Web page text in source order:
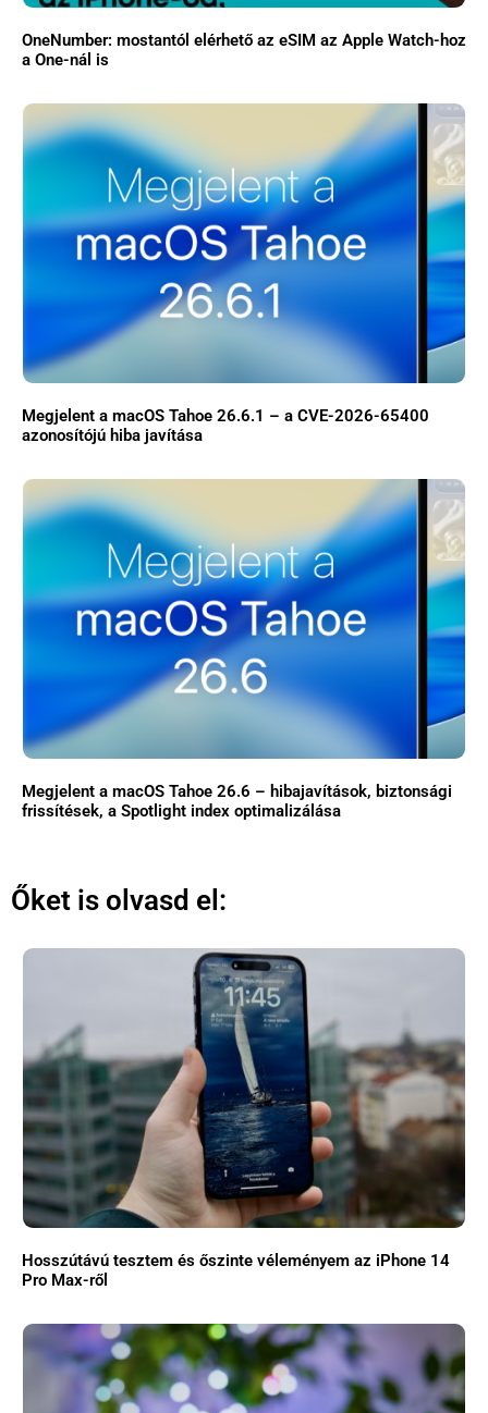
OneNumber: mostantól elérhető az eSIM az Apple Watch-hoz
a One-nál is
Megjelent a macOS Tahoe 26.6.1 – a CVE-2026-65400
azonosítójú hiba javítása
Megjelent a macOS Tahoe 26.6 – hibajavítások, biztonsági
frissítések, a Spotlight index optimalizálása
Őket is olvasd el:
Hosszútávú tesztem és őszinte véleményem az iPhone 14
Pro Max-ről
Főoldal
Közösség
GYIK
Használt Apple
Apple szerviz